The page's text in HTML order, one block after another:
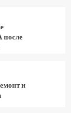
после
и